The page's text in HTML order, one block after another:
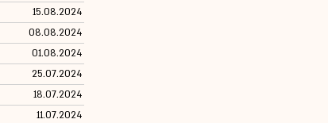
15.08.2024
08.08.2024
01.08.2024
25.07.2024
18.07.2024
11.07.2024